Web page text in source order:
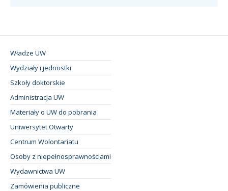
Władze UW
Wydziały i jednostki
Szkoły doktorskie
Administracja UW
Materiały o UW do pobrania
Uniwersytet Otwarty
Centrum Wolontariatu
Osoby z niepełnosprawnościami
Wydawnictwa UW
Zamówienia publiczne